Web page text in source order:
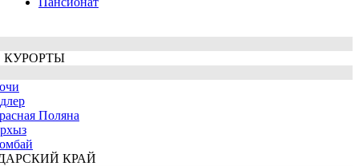
КУРОРТЫ
Поляна
КРАЙ